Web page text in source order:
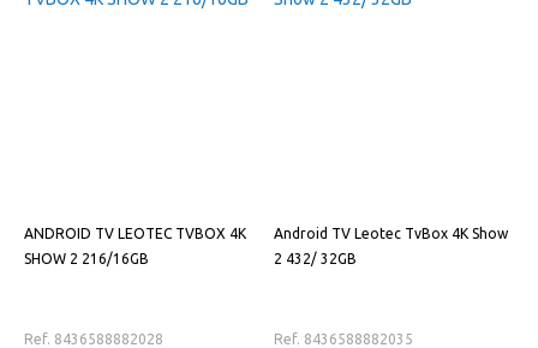
ANDROID TV LEOTEC TVBOX 4K
SHOW 2 216/16GB
Ref. 8436588882028
Android TV Leotec TvBox 4K Show
2 432/ 32GB
Ref. 8436588882035